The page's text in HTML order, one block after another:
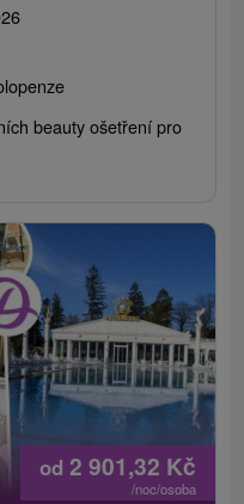
beauty ošetření pro
od 2 901,32 Kč
/noc/osoba